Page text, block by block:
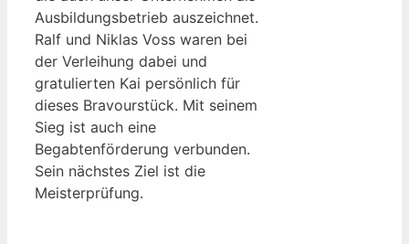
Ausbildungsbetrieb auszeichnet.
Ralf und Niklas Voss waren bei
der Verleihung dabei und
gratulierten Kai persönlich für
dieses Bravourstück. Mit seinem
Sieg ist auch eine
Begabtenförderung verbunden.
Sein nächstes Ziel ist die
Meisterprüfung.